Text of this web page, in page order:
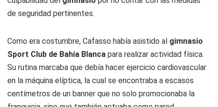
de seguridad pertinentes.
Como era costumbre, Cafasso había asistido al gimnasio
Sport Club de Bahía Blanca para realizar actividad física.
Su rutina marcaba que debía hacer ejercicio cardiovascular
en la máquina elíptica, la cual se encontraba a escasos
centímetros de un banner que no solo promocionaba la